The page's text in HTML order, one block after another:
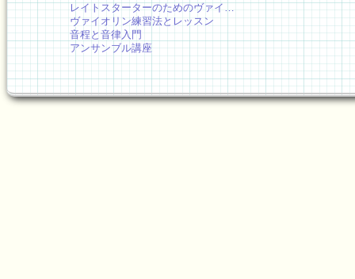
レイトスターターのためのヴァイ…
ヴァイオリン練習法とレッスン
音程と音律入門
アンサンブル講座